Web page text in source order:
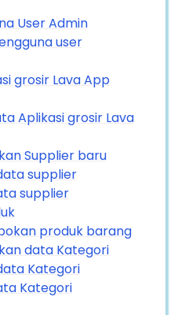
User Admin
user
grosir Lava App
Aplikasi grosir Lava
Supplier baru
supplier
supplier
produk barang
data Kategori
Kategori
Kategori